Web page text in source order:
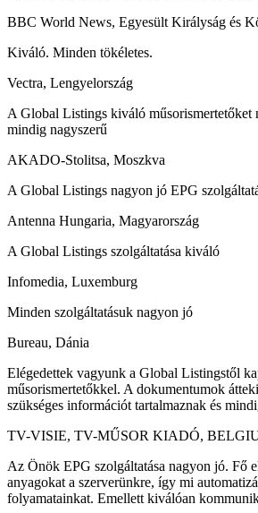
BBC World News, Egyesült Királyság és
Kiváló. Minden tökéletes.
Vectra, Lengyelország
A Global Listings kiváló műsorismertetőket
mindig nagyszerű
AKADO-Stolitsa, Moszkva
A Global Listings nagyon jó EPG
Antenna Hungaria, Magyarország
A Global Listings szolgáltatása kiváló
Infomedia, Luxemburg
Minden szolgáltatásuk nagyon jó
Bureau, Dánia
Elégedettek vagyunk a Global Listingstől
műsorismertetőkkel. A dokumentumok
szükséges információt tartalmaznak és
TV-VISIE, TV-MŰSOR KIADÓ,
Az Önök EPG szolgáltatása nagyon jó. Fő
anyagokat a szerverünkre, így mi
folyamatainkat. Emellett kiválóan